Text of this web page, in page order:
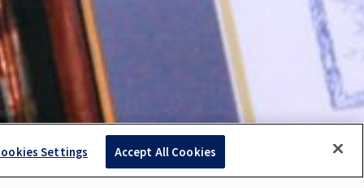
Settings Accept All Cookies